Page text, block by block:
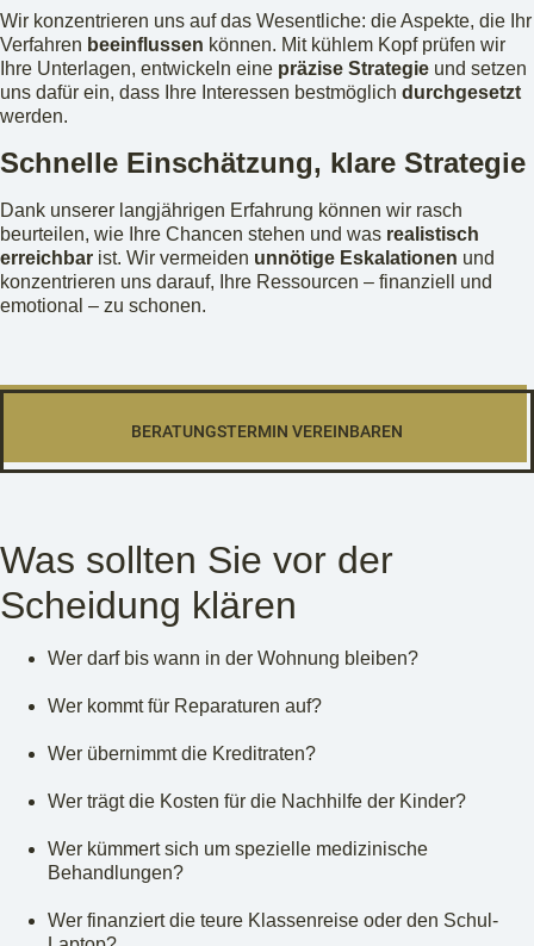
Wir konzentrieren uns auf das Wesentliche: die Aspekte, die Ihr
Verfahren beeinflussen können. Mit kühlem Kopf prüfen wir
Ihre Unterlagen, entwickeln eine präzise Strategie und setzen
uns dafür ein, dass Ihre Interessen bestmöglich durchgesetzt
werden.
Schnelle Einschätzung, klare Strategie
Dank unserer langjährigen Erfahrung können wir rasch
beurteilen, wie Ihre Chancen stehen und was realistisch
erreichbar ist. Wir vermeiden unnötige Eskalationen und
konzentrieren uns darauf, Ihre Ressourcen – finanziell und
emotional – zu schonen.
BERATUNGSTERMIN VEREINBAREN
Was sollten Sie vor der
Scheidung klären
Wer darf bis wann in der Wohnung bleiben?
Wer kommt für Reparaturen auf?
Wer übernimmt die Kreditraten?
Wer trägt die Kosten für die Nachhilfe der Kinder?
Wer kümmert sich um spezielle medizinische
Behandlungen?
Wer finanziert die teure Klassenreise oder den Schul-